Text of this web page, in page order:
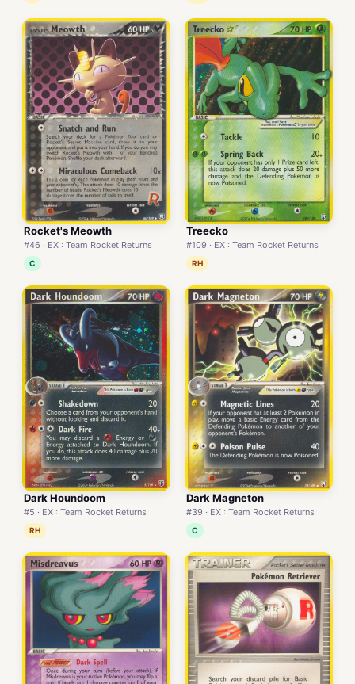
Rocket's Meowth
#46 · EX : Team Rocket Returns
C
Treecko
#109 · EX : Team Rocket Returns
RH
Dark Houndoom
#5 · EX : Team Rocket Returns
RH
Dark Magneton
#39 · EX : Team Rocket Returns
C